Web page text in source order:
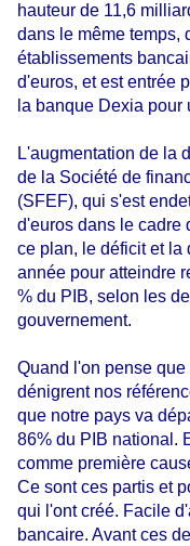
hauteur de 11,6
dans le même temps,
établissements
d'euros, et est entrée
la banque Dexia
L'augmentation de la
de la Société de
(SFEF), qui s'est
d'euros dans le cadre
ce plan, le déficit et la
année pour atteindre
% du PIB, selon les
gouvernement.
Quand l'on pense
dénigrent nos
que notre pays va
86% du PIB national.
comme première
Ce sont ces partis et
qui l'ont créé. Facile
bancaire. Avant ces